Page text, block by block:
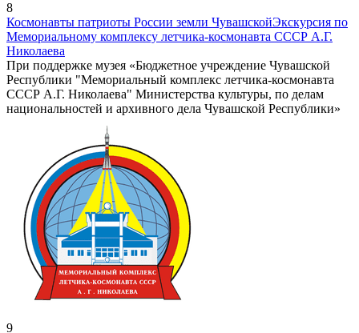
8
Космонавты патриоты России земли ЧувашскойЭкскурсия по
Мемориальному комплексу летчика-космонавта СССР А.Г.
Николаева
При поддержке музея «Бюджетное учреждение Чувашской
Республики "Мемориальный комплекс летчика-космонавта
СССР А.Г. Николаева" Министерства культуры, по делам
национальностей и архивного дела Чувашской Республики»
9